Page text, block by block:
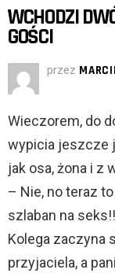
WCHODZI
GOŚCI
przez
Wieczorem, do
wypicia jeszcze
jak osa, żona i z
– Nie, no teraz
szlaban na seks!!
Kolega zaczyna
przyjaciela, a